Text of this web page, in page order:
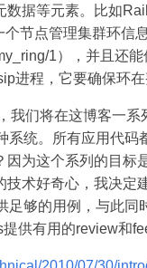
据等元素。比如
节点管理集群环信
1），并且还
进程，它要确保环在
我们将在这博客一
统。所有应用代码
为这个系列的目标
术好奇心，我决定
够的用例，与此同
供有用的review和